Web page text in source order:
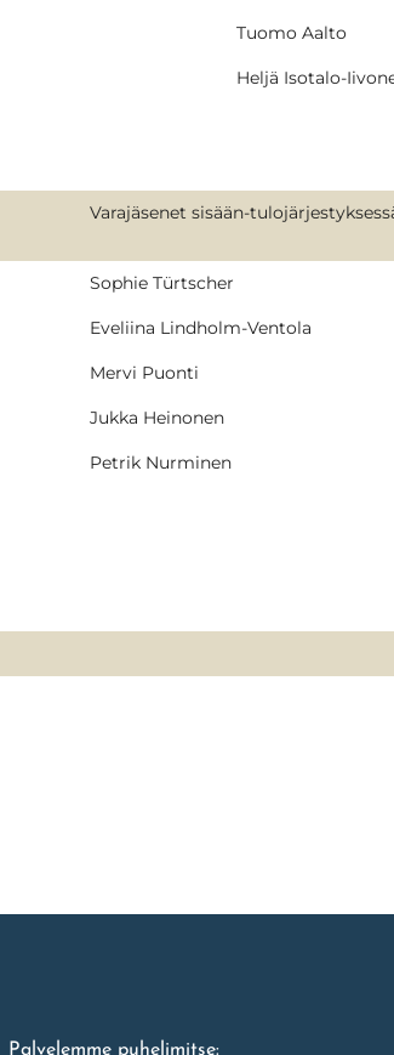
Tuomo Aalto
Heljä Isotalo-
Varajäsenet sisään-
Sophie Türtscher
Eveliina Lindholm-Ventola
Mervi Puonti
Jukka Heinonen
Petrik Nurminen
Palvelemme puhelimitse: